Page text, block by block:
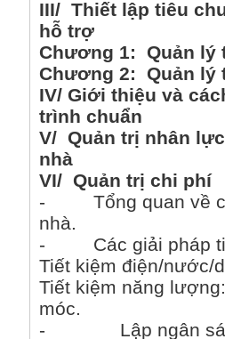
III/ Thiết lập tiêu
hỗ trợ
Chương 1: Quản lý
Chương 2: Quản lý
IV/ Giới thiệu và
trình chuẩn
V/ Quản trị nhân
nhà
VI/ Quản trị chi phí
- Tổng quan về
nhà.
- Các giải pháp
Tiết kiệm điện/nước/
Tiết kiệm năng
móc.
- Lập ngân sách